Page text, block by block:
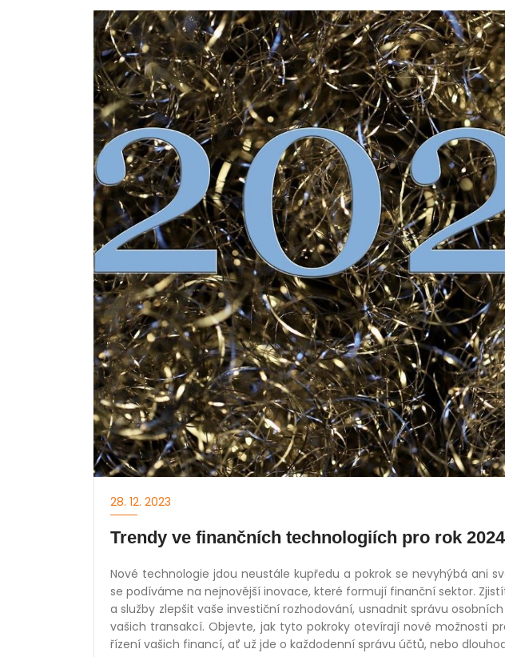
28. 12. 2023
Trendy ve finančních technologiích pro rok 2024
Nové technologie jdou neustále kupředu a pokrok se nevyhýbá ani
se podíváme na nejnovější inovace, které formují finanční sektor.
a služby zlepšit vaše investiční rozhodování, usnadnit správu
vašich transakcí. Objevte, jak tyto pokroky otevírají nové možnosti
řízení vašich financí, ať už jde o každodenní správu účtů, nebo